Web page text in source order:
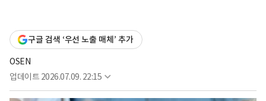
구글 검색 ‘우선 노출 매체’ 추가
OSEN
업데이트 2026.07.09. 22:15